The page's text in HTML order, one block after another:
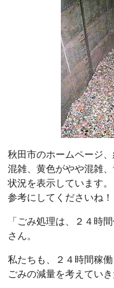
秋田市のホームページ
混雑、黄色がやや混雑
状況を表示しています。
参考にしてくださいね！
「ごみ処理は、２４時
さん。
私たちも、２４時間稼
ごみの減量を考えていき